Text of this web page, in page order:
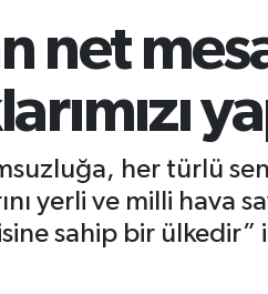
net
her türlü
yerli ve milli hava
sahip bir ülkedir”